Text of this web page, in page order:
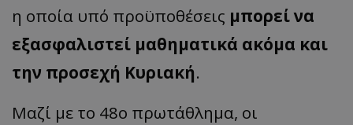
η οποία υπό προϋποθέσεις μπορεί να
εξασφαλιστεί μαθηματικά ακόμα και
την προσεχή Κυριακή.
Μαζί με το 48ο πρωτάθλημα, οι